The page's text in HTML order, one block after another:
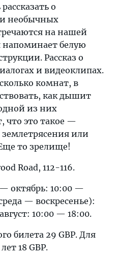
о
необычных
на нашей
напоминает белую
Рассказ о
и видеоклипах.
комнат, в
как дышит
из них
что это такое —
землетрясения или
то зрелище!
Road, 112-116.
октябрь: 10:00 —
— воскресенье):
10:00 — 18:00.
билета 29 GBP. Для
18 GBP.